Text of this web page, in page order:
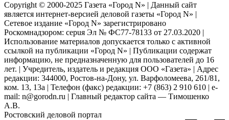
Copyright © 2000-2025 Газета «Город N» | Данный сайт
является интернет-версией деловой газеты «Город N» |
Сетевое издание «Город N» зарегистрировано
Роскомнадзором: серuя Эл № ФС77-78133 от 27.03.2020 |
Использование материалов допускается только с активной
ссылкой на публикации «Город N» | Публикации содержат
информацию, не предназначенную для пользователей до 16
лет. | Учредитель, издатель и редакция ООО «Газета» | Адрес
редакции: 344000, Ростов-на-Дону, ул. Варфоломеева, 261/81,
ком. 13, 13а | Телефон (факс) редакции: +7 (863) 2 910 610 | e-
mail: n@gorodn.ru | Главный редактор сайта — Тимошенко
А.В.
Ростовский деловой портал